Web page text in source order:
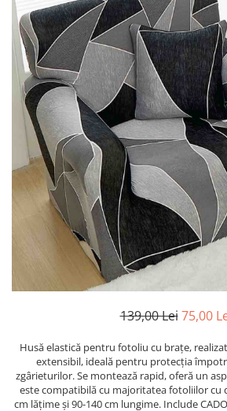
139,00 Lei 75,00
Husă elastică pentru fotoliu cu brațe,
extensibil, ideală pentru protecția
zgârieturilor. Se montează rapid, oferă un
este compatibilă cu majoritatea fotoliilor cu
cm lățime și 90-140 cm lungime. Include